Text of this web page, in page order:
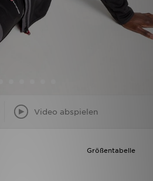
Video abspielen
Größentabelle